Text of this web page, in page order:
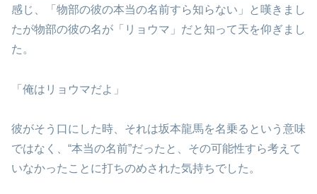
感じ、「物部の彼の本当の名前すら知らない」と嘆きまし
たが物部の彼の名が「リョウマ」だと知って天を仰ぎまし
た。
「俺はリョウマだよ」
彼がそう口にした時、それは坂本龍馬を名乗るという意味
ではなく、“本当の名前”だったと、その可能性すら考えて
いなかったことに打ちのめされた気持ちでした。